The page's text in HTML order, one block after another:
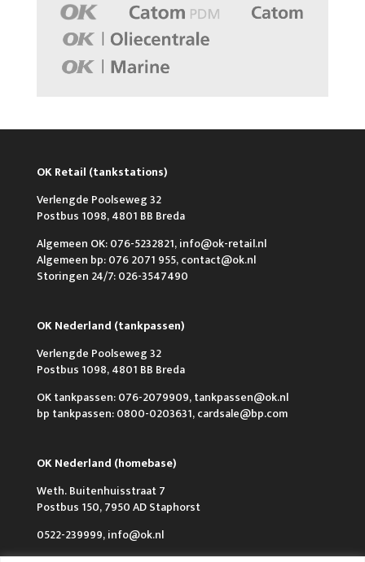
OK Retail (tankstations)
Verlengde Poolseweg 32
Postbus 1098, 4801 BB Breda
Algemeen OK: 076-5232821, info@ok-retail.nl
Algemeen bp: 076 2071 955, contact@ok.nl
Storingen 24/7: 026-3547490
OK Nederland (tankpassen)
Verlengde Poolseweg 32
Postbus 1098, 4801 BB Breda
OK tankpassen: 076-2079909, tankpassen@ok.nl
bp tankpassen: 0800-0203631, cardsale@bp.com
OK Nederland (homebase)
Weth. Buitenhuisstraat 7
Postbus 150, 7950 AD Staphorst
0522-239999, info@ok.nl